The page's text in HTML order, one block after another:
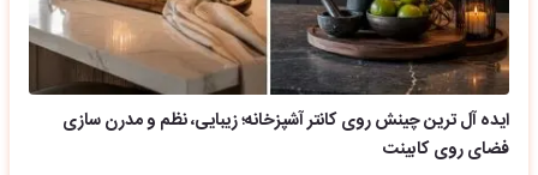
ایده آل ترین چینش روی کانتر آشپزخانه؛ زیبایی، نظم و مدرن سازی
فضای روی کابینت